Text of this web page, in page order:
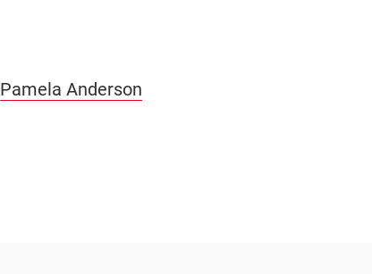
Pamela Anderson